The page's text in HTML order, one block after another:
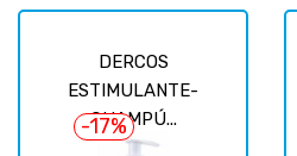
DERCOS
ESTIMULANTE-
CHAMPÚ...
-17%